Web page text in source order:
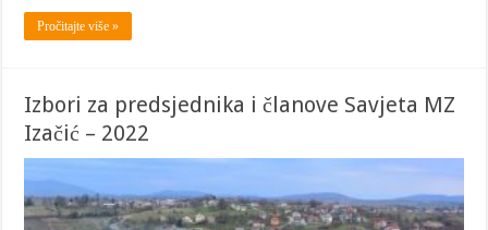
Pročitajte više »
Izbori za predsjednika i članove Savjeta MZ
Izačić – 2022